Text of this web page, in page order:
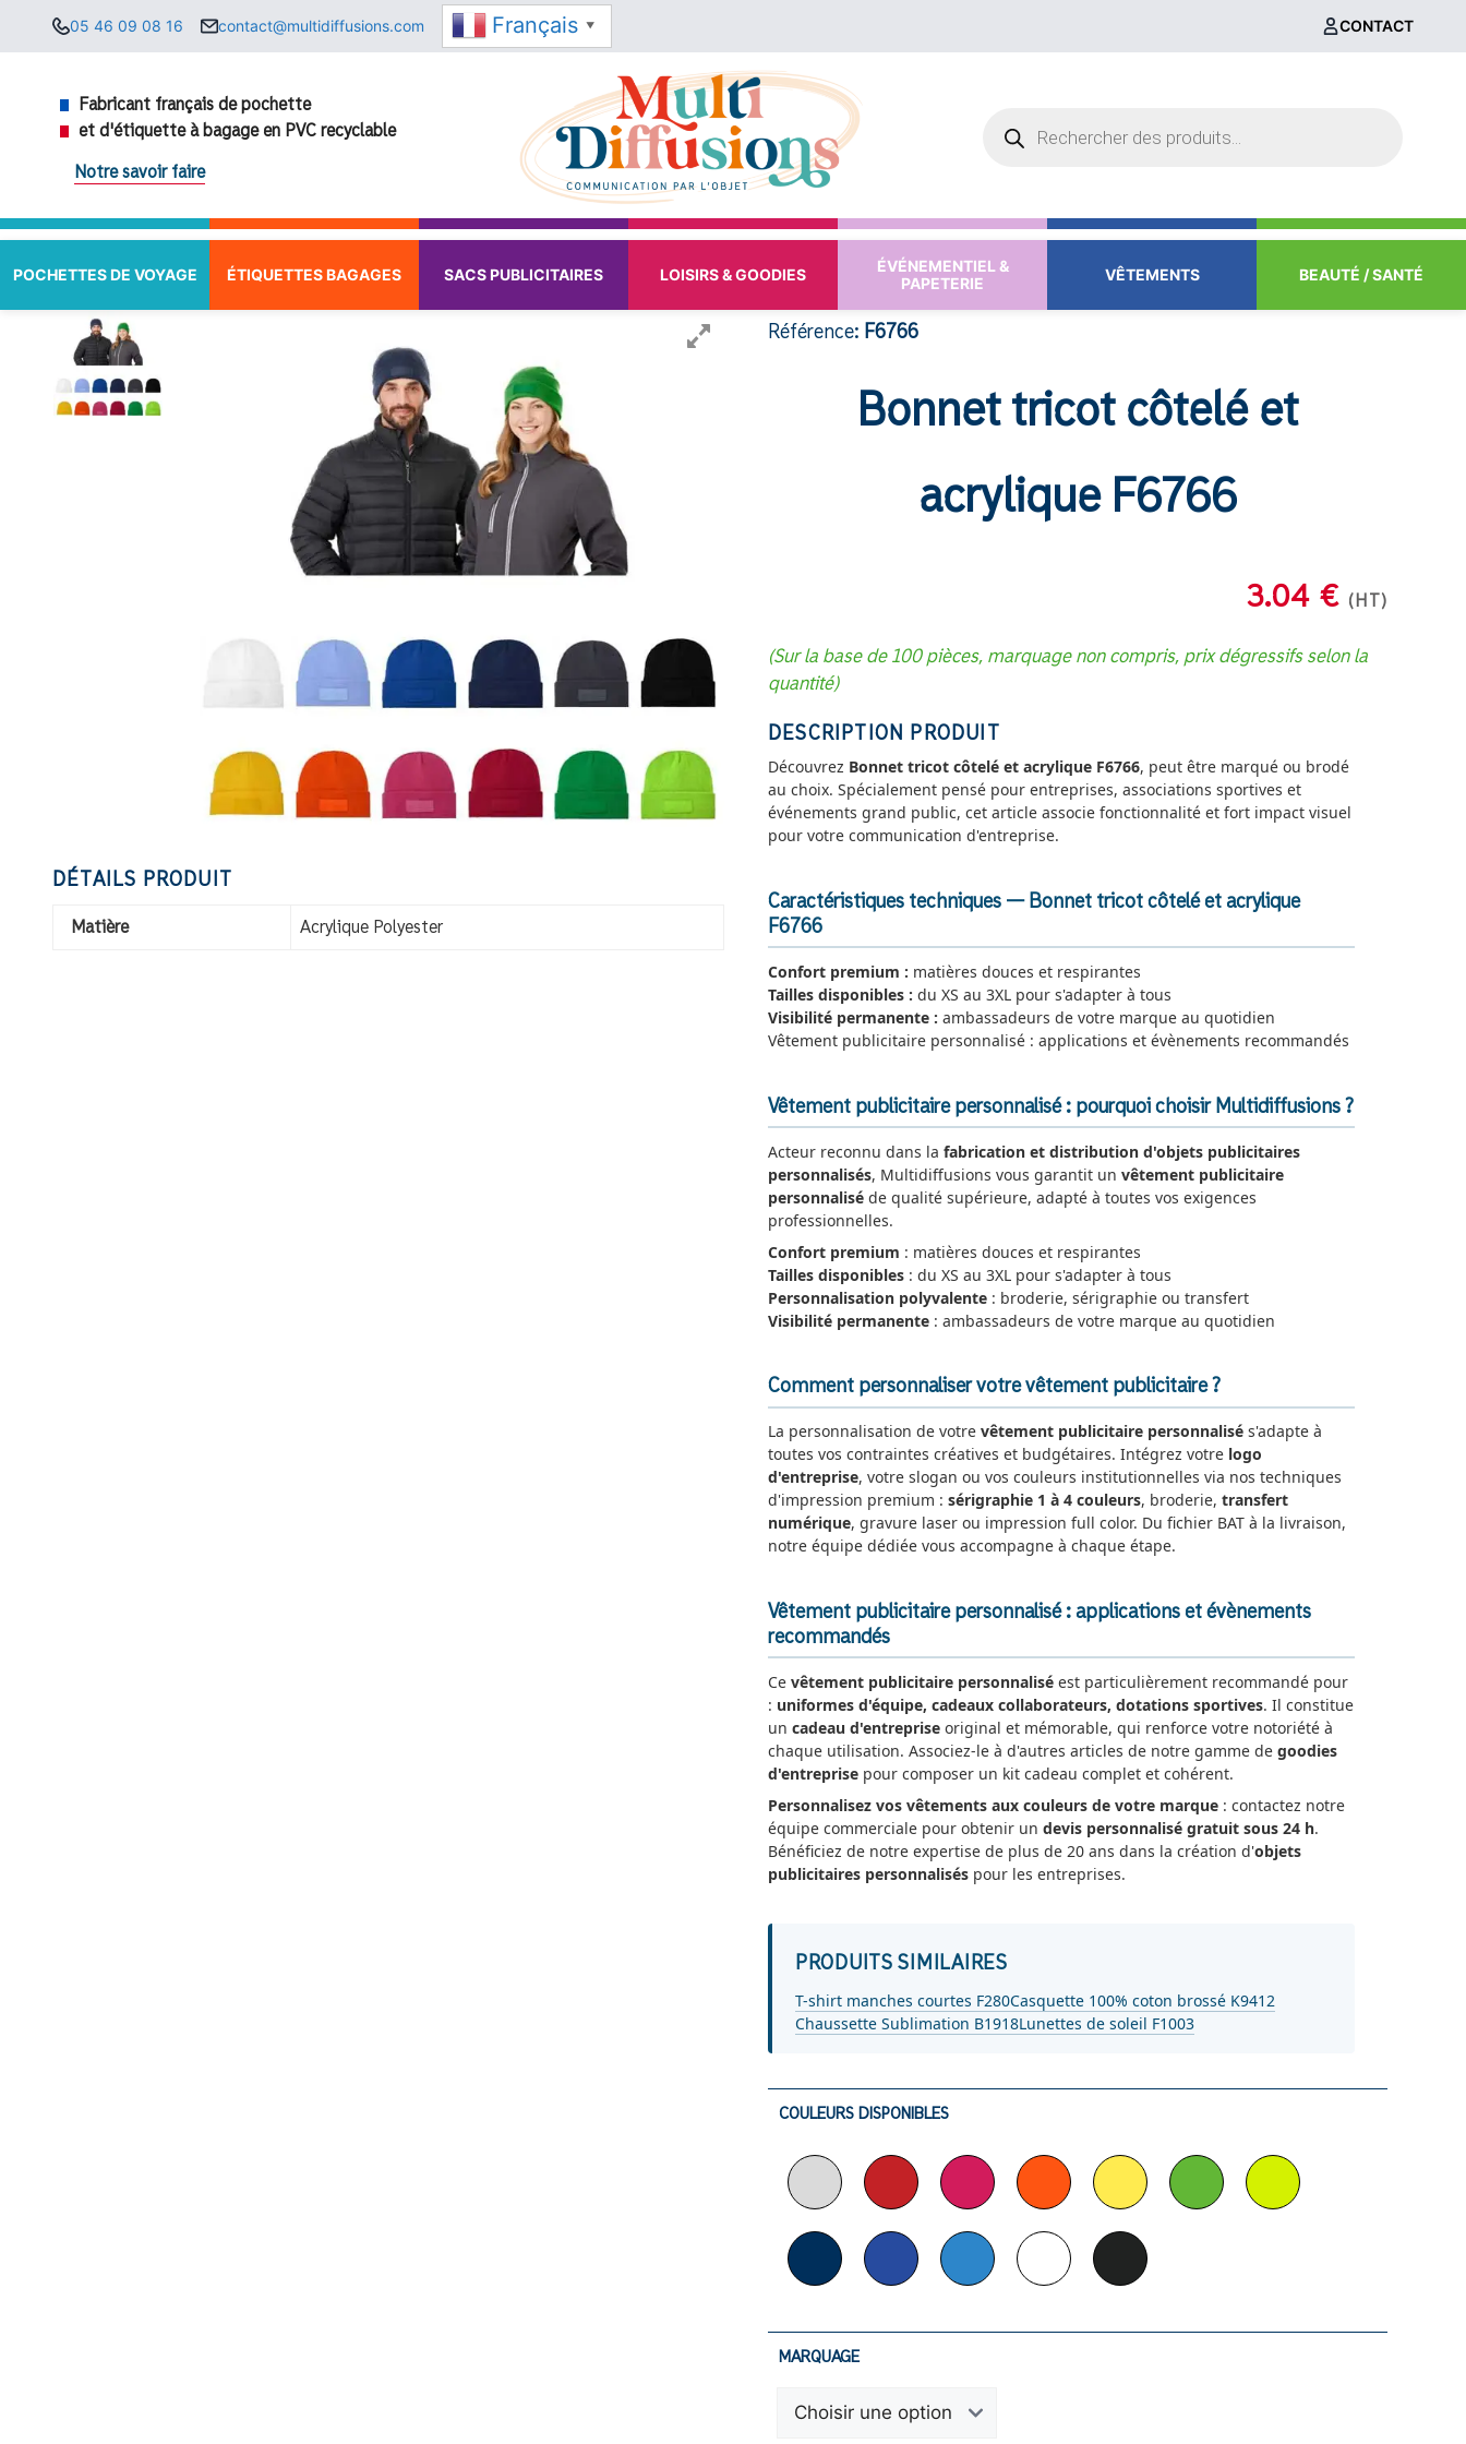
05 46 09 08 16 contact@multidiffusions.com Français ▼ CONTACT
Fabricant français de pochette
et d'étiquette à bagage en PVC recyclable
Notre savoir faire
produits
POCHETTES DE VOYAGE ÉTIQUETTES BAGAGES SACS PUBLICITAIRES LOISIRS & GOODIES
ÉVÉNEMENTIEL &
PAPETERIE
VÊTEMENTS BEAUTÉ / SANTÉ
DÉTAILS PRODUIT
Matière Acrylique Polyester
Référence: F6766
Bonnet tricot côtelé et
acrylique F6766
3.04 € (HT)
(Sur la base de 100 pièces, marquage non compris, prix dégressifs selon la
quantité)
DESCRIPTION PRODUIT
Découvrez Bonnet tricot côtelé et acrylique F6766, peut être marqué ou brodé
au choix. Spécialement pensé pour entreprises, associations sportives et
événements grand public, cet article associe fonctionnalité et fort impact visuel
pour votre communication d'entreprise.
Caractéristiques techniques — Bonnet tricot côtelé et acrylique
F6766
Confort premium : matières douces et respirantes
Tailles disponibles : du XS au 3XL pour s'adapter à tous
Visibilité permanente : ambassadeurs de votre marque au quotidien
Vêtement publicitaire personnalisé : applications et évènements recommandés
Vêtement publicitaire personnalisé : pourquoi choisir Multidiffusions ?
Acteur reconnu dans la fabrication et distribution d'objets publicitaires
personnalisés, Multidiffusions vous garantit un vêtement publicitaire
personnalisé de qualité supérieure, adapté à toutes vos exigences
professionnelles.
Confort premium : matières douces et respirantes
Tailles disponibles : du XS au 3XL pour s'adapter à tous
Personnalisation polyvalente : broderie, sérigraphie ou transfert
Visibilité permanente : ambassadeurs de votre marque au quotidien
Comment personnaliser votre vêtement publicitaire ?
La personnalisation de votre vêtement publicitaire personnalisé s'adapte à
toutes vos contraintes créatives et budgétaires. Intégrez votre logo
d'entreprise, votre slogan ou vos couleurs institutionnelles via nos techniques
d'impression premium : sérigraphie 1 à 4 couleurs, broderie, transfert
numérique, gravure laser ou impression full color. Du fichier BAT à la livraison,
notre équipe dédiée vous accompagne à chaque étape.
Vêtement publicitaire personnalisé : applications et évènements
recommandés
Ce vêtement publicitaire personnalisé est particulièrement recommandé pour
: uniformes d'équipe, cadeaux collaborateurs, dotations sportives. Il constitue
un cadeau d'entreprise original et mémorable, qui renforce votre notoriété à
chaque utilisation. Associez-le à d'autres articles de notre gamme de goodies
d'entreprise pour composer un kit cadeau complet et cohérent.
Personnalisez vos vêtements aux couleurs de votre marque : contactez notre
équipe commerciale pour obtenir un devis personnalisé gratuit sous 24 h.
Bénéficiez de notre expertise de plus de 20 ans dans la création d'objets
publicitaires personnalisés pour les entreprises.
PRODUITS SIMILAIRES
T-shirt manches courtes F280Casquette 100% coton brossé K9412
Chaussette Sublimation B1918Lunettes de soleil F1003
COULEURS DISPONIBLES
MARQUAGE